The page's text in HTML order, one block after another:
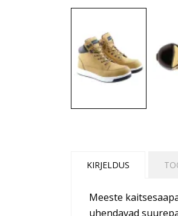
KIRJELDUS
Meeste
uhendavad